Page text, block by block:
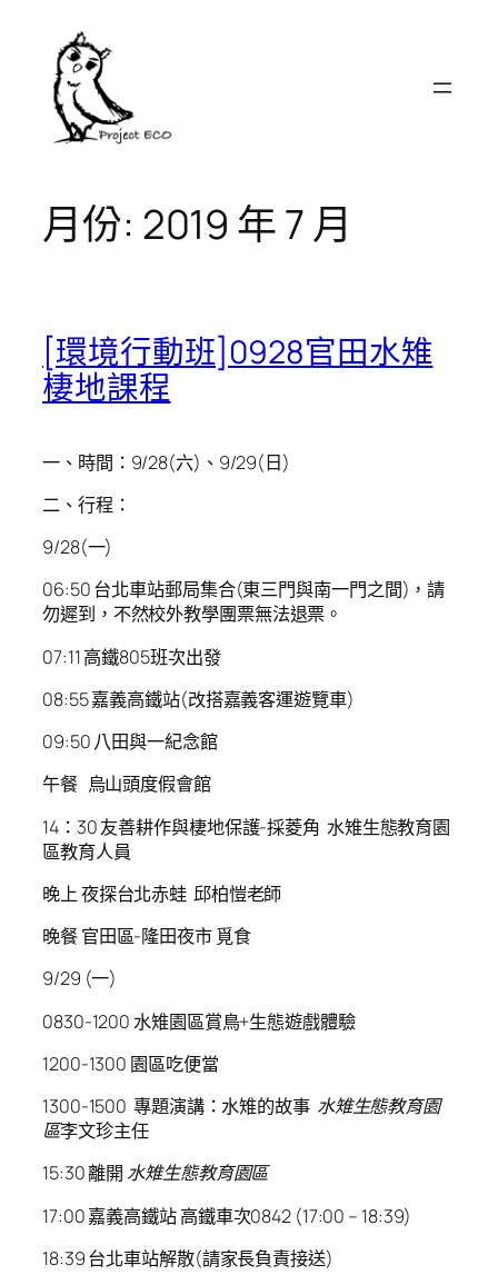
月份: 2019 年 7 月
[環境行動班]0928官田水雉
棲地課程
一、時間：9/28(六)、9/29(日)
二、行程：
9/28(一)
06:50 台北車站郵局集合(東三門與南一門之間)，請
勿遲到，不然校外教學團票無法退票。
07:11 高鐵805班次出發
08:55 嘉義高鐵站(改搭嘉義客運遊覽車)
09:50 八田與一紀念館
午餐 烏山頭度假會館
14：30 友善耕作與棲地保護-採菱角 水雉生態教育園
區教育人員
晚上 夜探台北赤蛙 邱柏愷老師
晚餐 官田區-隆田夜市 覓食
9/29 (一)
0830-1200 水雉園區賞鳥+生態遊戲體驗
1200-1300 園區吃便當
1300-1500 專題演講：水雉的故事 水雉生態教育園
區李文珍主任
15:30 離開 水雉生態教育園區
17:00 嘉義高鐵站 高鐵車次0842 (17:00 – 18:39)
18:39 台北車站解散(請家長負責接送)